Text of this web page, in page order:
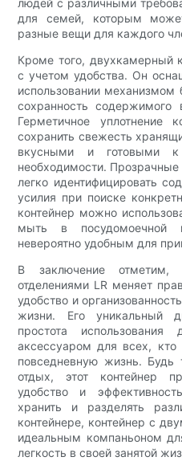
людей с различными
для семей, которым может
разные вещи для каждого
Кроме того, двухкамерный
с учетом удобства. Он
использовании
сохранность содержимого
Герметичное уплотнение
сохранить свежесть
вкусными и готовыми к
необходимости.
легко идентифицировать
усилия при поиске
контейнер можно
мыть в посудомоечной
невероятно удобным для
В заключение
отделениями LR меняет
удобство и
жизни. Его уникальный
простота
аксессуаром для всех, кто
повседневную жизнь. Будь
отдых, этот контейнер
удобство и
хранить и разделять
контейнере, контейнер с
идеальным компаньоном
легкость в своей занятой